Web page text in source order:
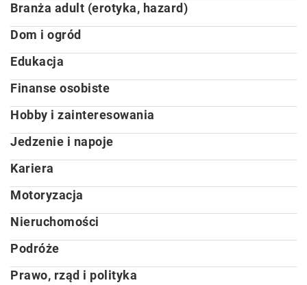
Branża adult (erotyka, hazard)
Dom i ogród
Edukacja
Finanse osobiste
Hobby i zainteresowania
Jedzenie i napoje
Kariera
Motoryzacja
Nieruchomości
Podróże
Prawo, rząd i polityka